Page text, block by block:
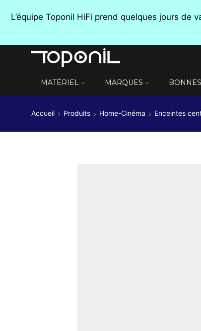
L’équipe Toponil HiFi prend quelques jours
MATÉRIEL MARQUES
Accueil Produits Home-Cinéma Enceintes